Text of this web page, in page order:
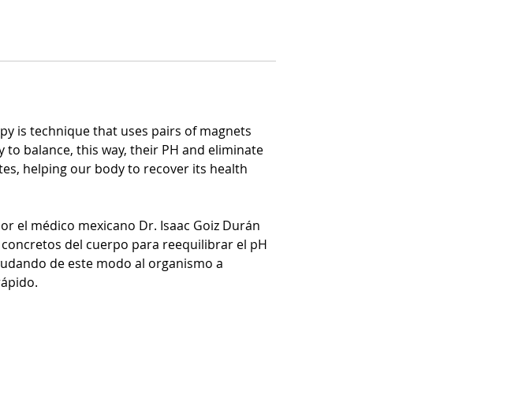
is technique that uses pairs of magnets
balance, this way, their PH and eliminate
helping our body to recover its health
el médico mexicano Dr. Isaac Goiz Durán
del cuerpo para reequilibrar el pH
de este modo al organismo a